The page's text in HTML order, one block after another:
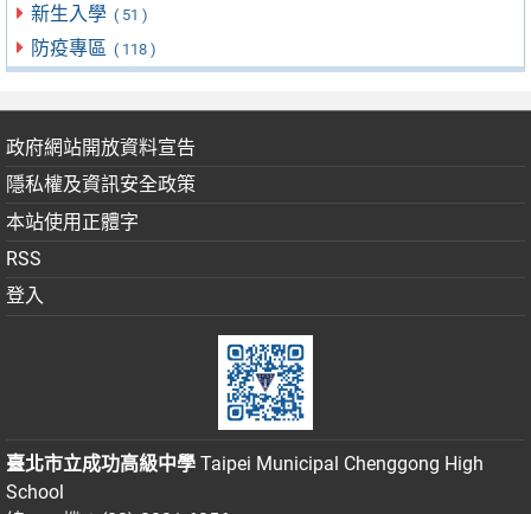
新生入學 ( 51 )
防疫專區 ( 118 )
政府網站開放資料宣告
隱私權及資訊安全政策
本站使用正體字
RSS
登入
臺北市立成功高級中學 Taipei Municipal Chenggong High
School